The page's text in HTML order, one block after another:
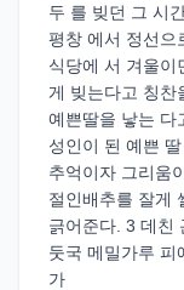
두 를 빚던 그 시
평창 에서 정선으
식당에 서 겨울이
게 빚는다고 칭찬
예쁜딸을 낳는 다
성인이 된 예쁜
추억이자 그리움
절인배추를 잘게
긁어준다. 3 데친
둣국 메밀가루 피
가